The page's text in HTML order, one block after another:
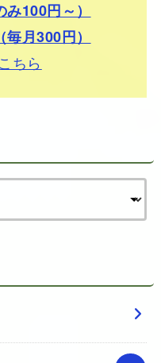
100円～）
月300円）
ちら